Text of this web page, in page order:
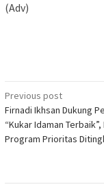
(Adv)
Post
navigation
Previous post
Firnadi Ikhsan Dukung
“Kukar Idaman Terbaik”,
Program Prioritas